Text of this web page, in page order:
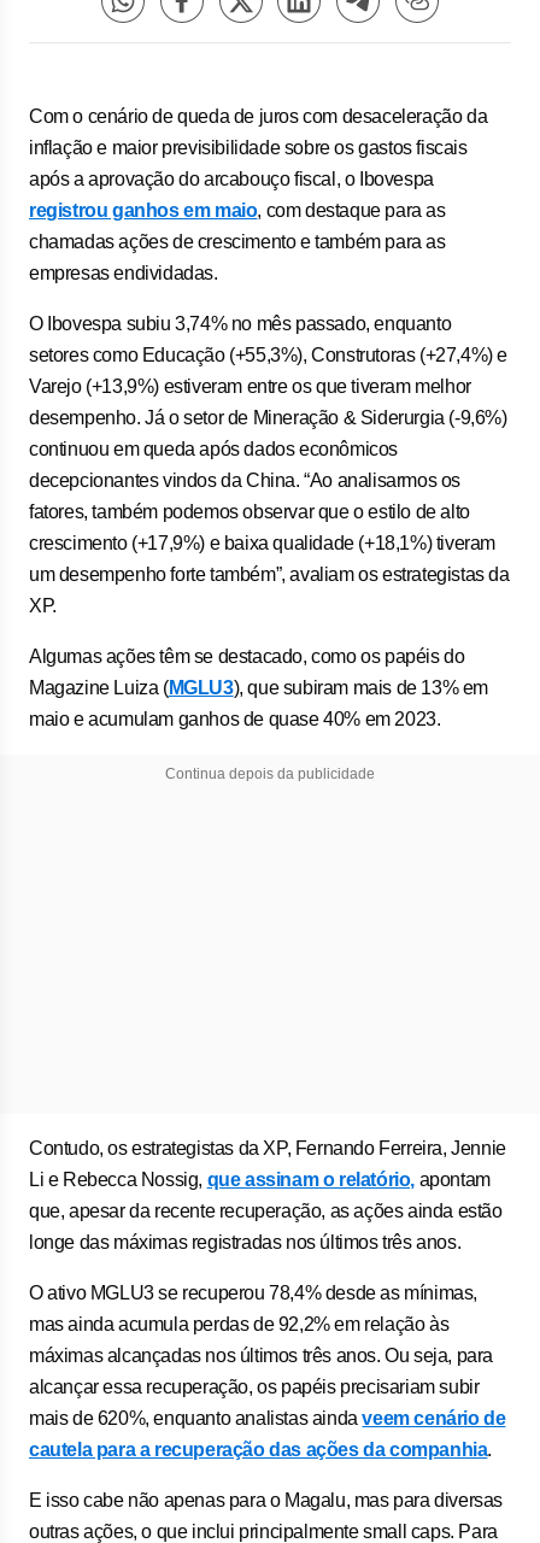
Com o cenário de queda de juros com desaceleração da
inflação e maior previsibilidade sobre os gastos fiscais
após a aprovação do arcabouço fiscal, o Ibovespa
registrou ganhos em maio, com destaque para as
chamadas ações de crescimento e também para as
empresas endividadas.
O Ibovespa subiu 3,74% no mês passado, enquanto
setores como Educação (+55,3%), Construtoras (+27,4%) e
Varejo (+13,9%) estiveram entre os que tiveram melhor
desempenho. Já o setor de Mineração & Siderurgia (-9,6%)
continuou em queda após dados econômicos
decepcionantes vindos da China. “Ao analisarmos os
fatores, também podemos observar que o estilo de alto
crescimento (+17,9%) e baixa qualidade (+18,1%) tiveram
um desempenho forte também”, avaliam os estrategistas da
XP.
Algumas ações têm se destacado, como os papéis do
Magazine Luiza (MGLU3), que subiram mais de 13% em
maio e acumulam ganhos de quase 40% em 2023.
Continua depois da publicidade
Contudo, os estrategistas da XP, Fernando Ferreira, Jennie
Li e Rebecca Nossig, que assinam o relatório, apontam
que, apesar da recente recuperação, as ações ainda estão
longe das máximas registradas nos últimos três anos.
O ativo MGLU3 se recuperou 78,4% desde as mínimas,
mas ainda acumula perdas de 92,2% em relação às
máximas alcançadas nos últimos três anos. Ou seja, para
alcançar essa recuperação, os papéis precisariam subir
mais de 620%, enquanto analistas aindaveem cenário de
cautela para a recuperação das ações da companhia.
E isso cabe não apenas para o Magalu, mas para diversas
outras ações, o que inclui principalmente small caps. Para